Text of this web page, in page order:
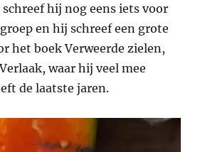
schreef hij nog eens iets voor
en hij schreef een grote
het boek Verweerde zielen,
waar hij veel mee
de laatste jaren.